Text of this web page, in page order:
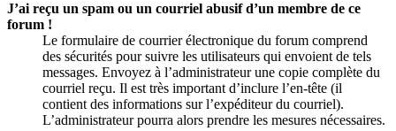
J’ai reçu un spam ou un courriel abusif d’un membre de ce
forum !
Le formulaire de courrier électronique du forum comprend
des sécurités pour suivre les utilisateurs qui envoient de tels
messages. Envoyez à l’administrateur une copie complète du
courriel reçu. Il est très important d’inclure l’en-tête (il
contient des informations sur l’expéditeur du courriel).
L’administrateur pourra alors prendre les mesures nécessaires.